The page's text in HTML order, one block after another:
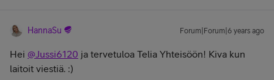
HannaSu Forum|Forum|6 years ago
Hei @Jussi6120 ja tervetuloa Telia Yhteisöön! Kiva kun
laitoit viestiä. :)